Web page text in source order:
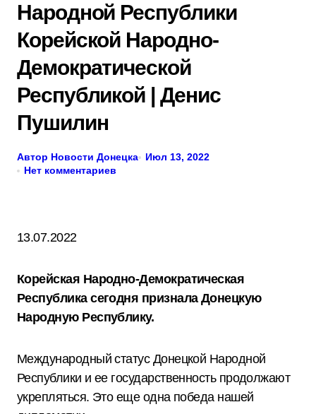
Народной Республики
Корейской Народно-
Демократической
Республикой | Денис
Пушилин
Автор Новости Донецка
Июл 13, 2022
Нет комментариев
13.07.2022
Корейская Народно-Демократическая
Республика сегодня признала Донецкую
Народную Республику.
Международный статус Донецкой Народной
Республики и ее государственность продолжают
укрепляться. Это еще одна победа нашей